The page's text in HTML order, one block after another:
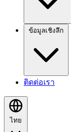
ข้อมูลเชิงลึก
ติดต่อเรา
ไทย